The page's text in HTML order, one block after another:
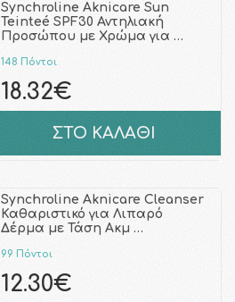
Synchroline Aknicare Sun
Teinteé SPF30 Αντηλιακή
Προσώπου με Χρώμα για …
148 Πόντοι
18.32€
ΣΤΟ ΚΑΛΑΘΙ
Synchroline Aknicare Cleanser
Καθαριστικό για Λιπαρό
Δέρμα με Τάση Ακμ …
99 Πόντοι
12.30€